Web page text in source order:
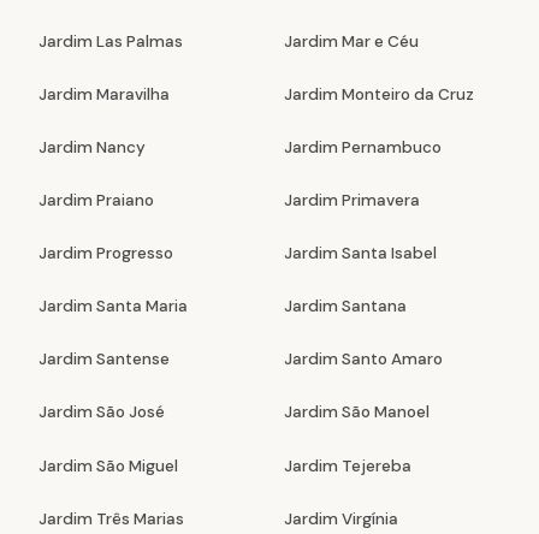
Jardim Las Palmas Jardim Mar e Céu
Jardim Maravilha Jardim Monteiro da Cruz
Jardim Nancy Jardim Pernambuco
Jardim Praiano Jardim Primavera
Jardim Progresso Jardim Santa Isabel
Jardim Santa Maria Jardim Santana
Jardim Santense Jardim Santo Amaro
Jardim São José Jardim São Manoel
Jardim São Miguel Jardim Tejereba
Jardim Três Marias Jardim Virgínia